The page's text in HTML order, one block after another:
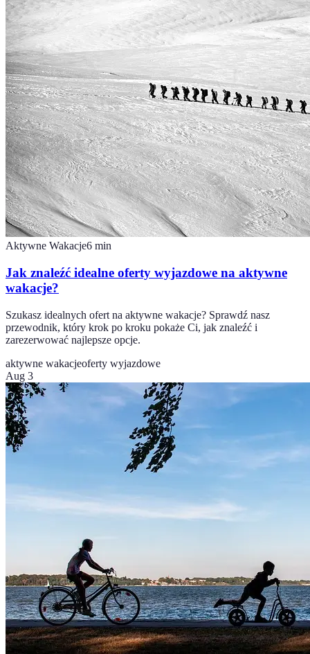
Aktywne Wakacje6 min
Jak znaleźć idealne oferty wyjazdowe na aktywne
wakacje?
Szukasz idealnych ofert na aktywne wakacje? Sprawdź nasz
przewodnik, który krok po kroku pokaże Ci, jak znaleźć i
zarezerwować najlepsze opcje.
aktywne wakacjeoferty wyjazdowe
Aug 3